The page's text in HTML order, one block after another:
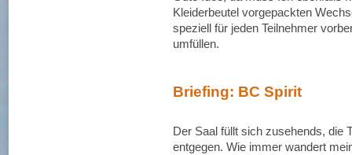
Kleiderbeutel vorgepackten
speziell für jeden Teilnehmer
umfüllen.
Briefing: BC Spirit
Der Saal füllt sich zusehends, die
entgegen. Wie immer wandert